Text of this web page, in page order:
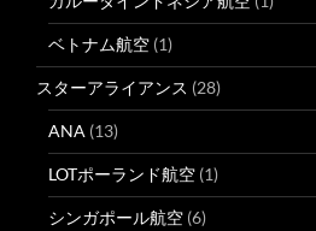
ベトナム航空 (1)
スターアライアンス (28)
ANA (13)
LOTポーランド航空 (1)
シンガポール航空 (6)